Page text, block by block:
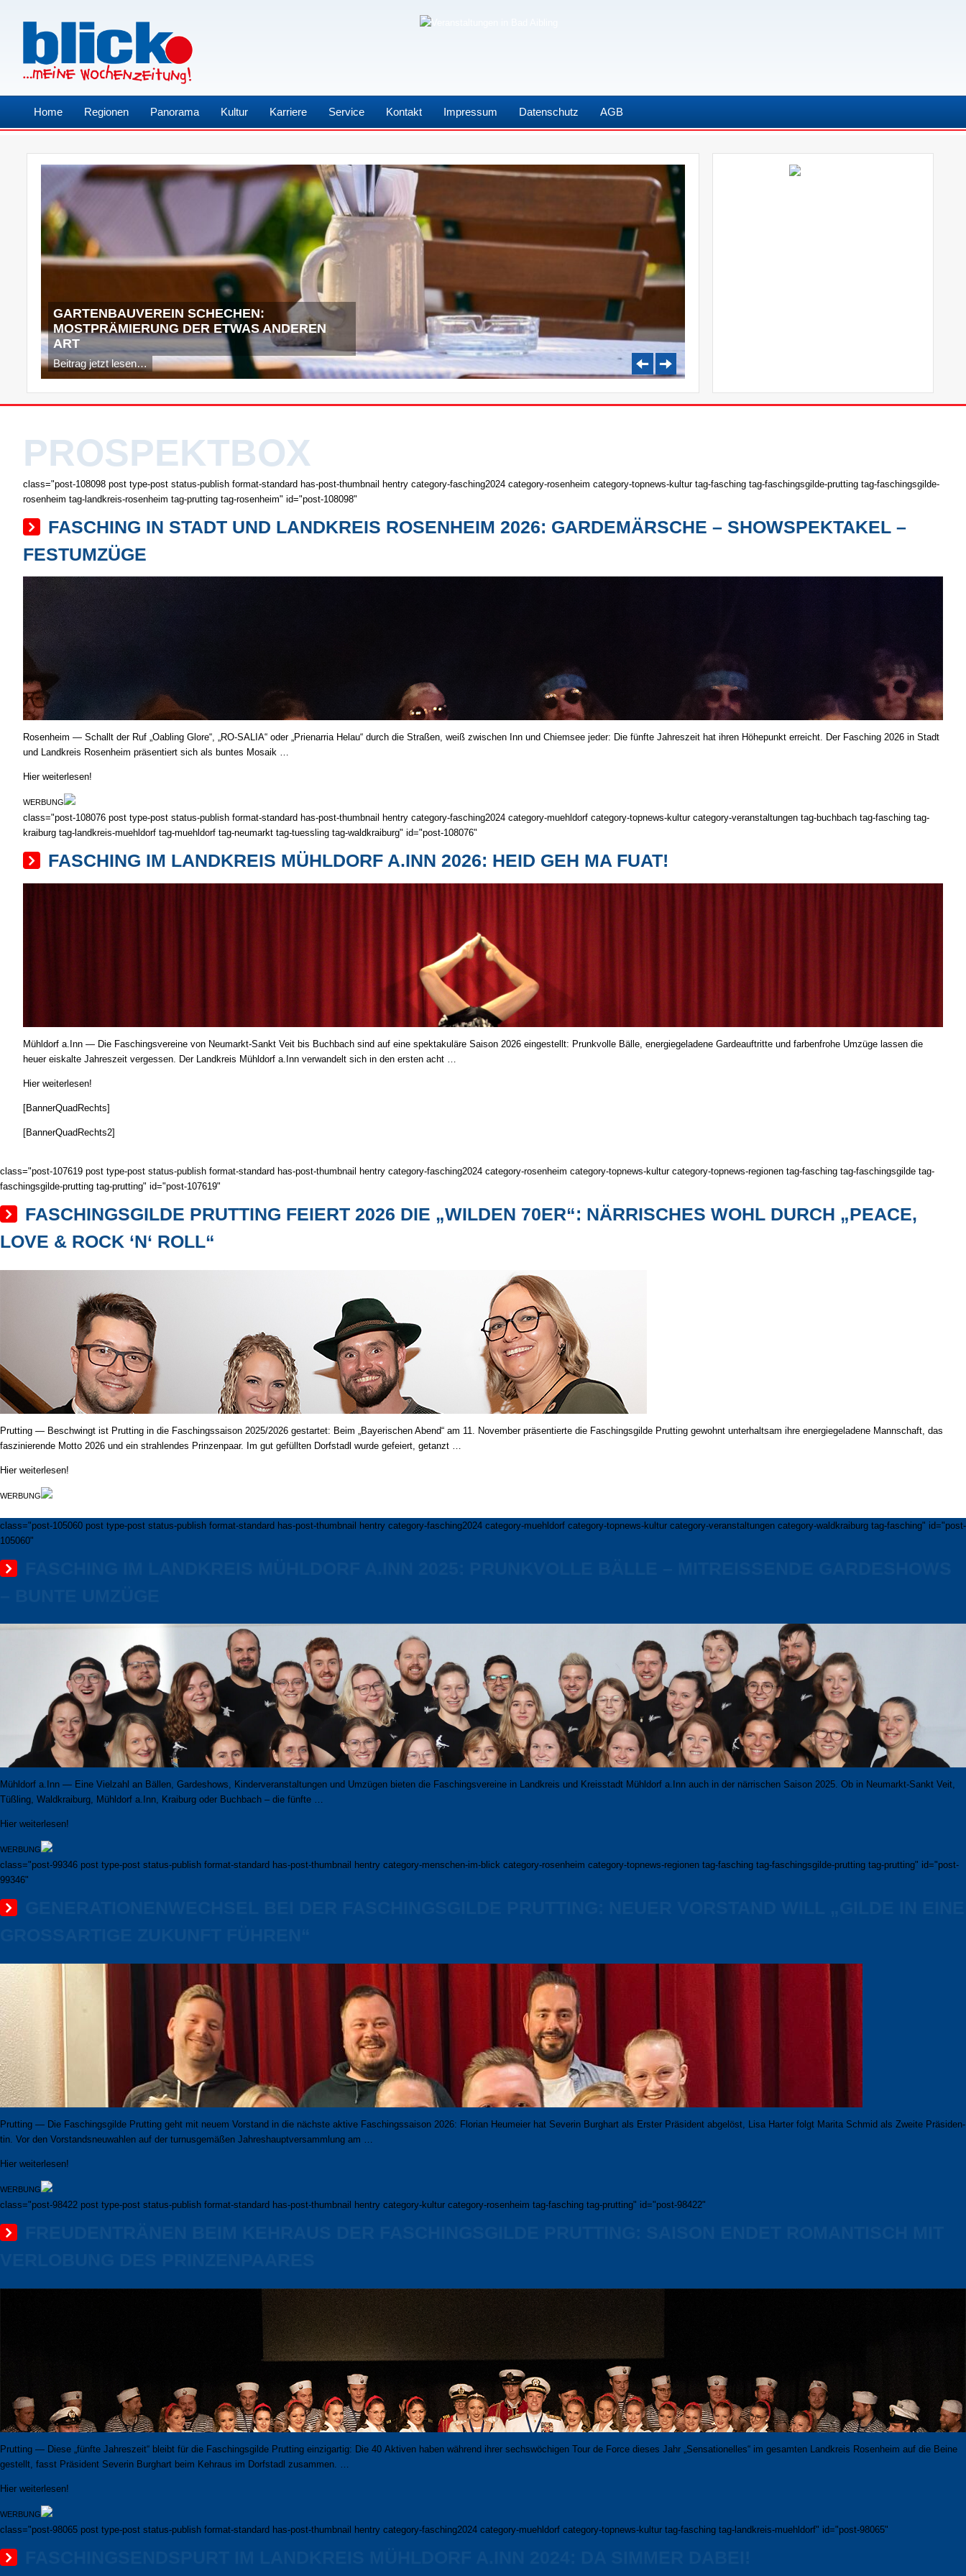
Home Regionen Panorama Kultur Karriere Service Kontakt Impressum Datenschutz AGB
GARTENBAUVEREIN SCHECHEN:
MOSTPRÄMIERUNG DER ETWAS ANDEREN
ART
Beitrag jetzt lesen…
PROSPEKTBOX
class="post-108098 post type-post status-publish format-standard has-post-thumbnail hentry category-fasching2024 category-rosenheim category-topnews-kultur tag-fasching tag-faschingsgilde-prutting tag-faschingsgilde-
rosenheim tag-landkreis-rosenheim tag-prutting tag-rosenheim" id="post-108098"
FASCHING IN STADT UND LANDKREIS ROSENHEIM 2026: GARDEMÄRSCHE – SHOWSPEKTAKEL –
FESTUMZÜGE
Rosenheim — Schallt der Ruf „Oabling Glore“, „RO-SALIA“ oder „Prienarria Helau“ durch die Straßen, weiß zwi­schen Inn und Chiemsee jeder: Die fünfte Jahres­zeit hat ihren Höhe­punkt er­reicht. Der Fasching 2026 in Stadt
und Land­kreis Rosenheim prä­sen­tiert sich als buntes Mosaik …
Hier weiterlesen!
WERBUNG
class="post-108076 post type-post status-publish format-standard has-post-thumbnail hentry category-fasching2024 category-muehldorf category-topnews-kultur category-veranstaltungen tag-buchbach tag-fasching tag-
kraiburg tag-landkreis-muehldorf tag-muehldorf tag-neumarkt tag-tuessling tag-waldkraiburg" id="post-108076"
FASCHING IM LANDKREIS MÜHLDORF A.INN 2026: HEID GEH MA FUAT!
Mühldorf a.Inn — Die Faschings­vereine von Neumarkt-Sankt Veit bis Buchbach sind auf eine spek­ta­ku­lä­re Saison 2026 ein­ge­stellt: Prunk­volle Bälle, energie­ge­la­de­ne Garde­auf­tritte und farben­frohe Umzüge lassen die
heuer eiskalte Jahres­zeit vergessen. Der Landkreis Mühldorf a.Inn ver­wan­delt sich in den ersten acht …
Hier weiterlesen!
[BannerQuadRechts]
[BannerQuadRechts2]
class="post-107619 post type-post status-publish format-standard has-post-thumbnail hentry category-fasching2024 category-rosenheim category-topnews-kultur category-topnews-regionen tag-fasching tag-faschingsgilde tag-
faschingsgilde-prutting tag-prutting" id="post-107619"
FASCHINGSGILDE PRUTTING FEIERT 2026 DIE „WILDEN 70ER“: NÄRRISCHES WOHL DURCH „PEACE,
LOVE & ROCK ‘N‘ ROLL“
Prutting — Beschwingt ist Prutting in die Faschingssaison 2025/2026 gestartet: Beim „Bayerischen Abend“ am 11. November präsentierte die Faschingsgilde Prutting gewohnt unterhaltsam ihre energiegeladene Mannschaft, das
faszinierende Motto 2026 und ein strahlendes Prinzenpaar. Im gut gefüllten Dorfstadl wurde gefeiert, getanzt …
Hier weiterlesen!
WERBUNG
class="post-105060 post type-post status-publish format-standard has-post-thumbnail hentry category-fasching2024 category-muehldorf category-topnews-kultur category-veranstaltungen category-waldkraiburg tag-fasching" id="post-
105060"
Mühldorf a.Inn — Eine Vielzahl an Bällen, Gardeshows, Kinder­ver­an­stal­tun­gen und Um­zü­gen bie­ten die Faschings­ver­eine in Land­kreis und Kreis­stadt Mühldorf a.Inn auch in der när­ri­schen Saison 2025. Ob in Neumarkt-Sankt Veit,
Tüßling, Waldkraiburg, Mühldorf a.Inn, Kraiburg oder Buchbach – die fünfte …
Hier weiterlesen!
WERBUNG
class="post-99346 post type-post status-publish format-standard has-post-thumbnail hentry category-menschen-im-blick category-rosenheim category-topnews-regionen tag-fasching tag-faschingsgilde-prutting tag-prutting" id="post-
99346"
Prutting — Die Faschingsgilde Prutting geht mit neuem Vorstand in die nächste aktive Faschings­saison 2026: Florian Heumeier hat Severin Burghart als Erster Präsident ab­ge­löst, Lisa Harter folgt Marita Schmid als Zweite Prä­si­den­
tin. Vor den Vor­stands­neu­wah­len auf der tur­nus­ge­mä­ßen Jah­res­haupt­ver­samm­lung am …
Hier weiterlesen!
WERBUNG
class="post-98422 post type-post status-publish format-standard has-post-thumbnail hentry category-kultur category-rosenheim tag-fasching tag-prutting" id="post-98422"
Prutting — Diese „fünfte Jahreszeit“ bleibt für die Faschingsgilde Prutting ein­zig­ar­tig: Die 40 Ak­ti­ven ha­ben wäh­rend ihrer sechs­wö­chi­gen Tour de Force die­ses Jahr „Sen­sa­tio­nel­les“ im ge­sam­ten Land­kreis Rosenheim auf die Beine
ge­stellt, fasst Prä­si­dent Severin Burghart beim Kehraus im Dorfstadl zusammen. …
Hier weiterlesen!
WERBUNG
class="post-98065 post type-post status-publish format-standard has-post-thumbnail hentry category-fasching2024 category-muehldorf category-topnews-kultur tag-fasching tag-landkreis-muehldorf" id="post-98065"